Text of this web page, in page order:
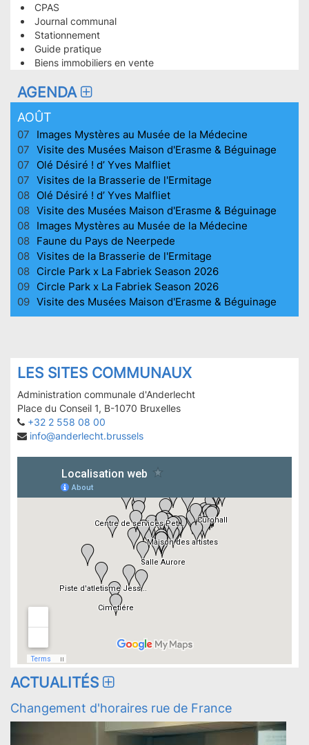
CPAS
Journal communal
Stationnement
Guide pratique
Biens immobiliers en vente
AGENDA
AOÛT
07
Images Mystères au Musée de la Médecine
07 Visite des Musées Maison d'Erasme & Béguinage
07
Olé Désiré ! d’ Yves Malfliet
07 Visites de la Brasserie de l'Ermitage
08 Olé Désiré ! d’ Yves Malfliet
08 Visite des Musées Maison d'Erasme & Béguinage
08 Images Mystères au Musée de la Médecine
08 Faune du Pays de Neerpede
08 Visites de la Brasserie de l'Ermitage
08 Circle Park x La Fabriek Season 2026
09 Circle Park x La Fabriek Season 2026
09 Visite des Musées Maison d'Erasme & Béguinage
LES SITES COMMUNAUX
Administration communale d'Anderlecht
Place du Conseil 1, B-1070 Bruxelles
+32 2 558 08 00
info@anderlecht.brussels
ACTUALITÉS
Changement d'horaires rue de France